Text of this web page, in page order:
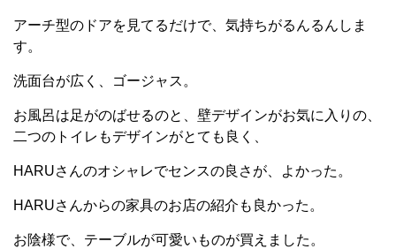
アーチ型のドアを見てるだけで、気持ちがるんるんしま
す。
洗面台が広く、ゴージャス。
お風呂は足がのばせるのと、壁デザインがお気に入りの、
二つのトイレもデザインがとても良く、
HARUさんのオシャレでセンスの良さが、よかった。
HARUさんからの家具のお店の紹介も良かった。
お陰様で、テーブルが可愛いものが買えました。